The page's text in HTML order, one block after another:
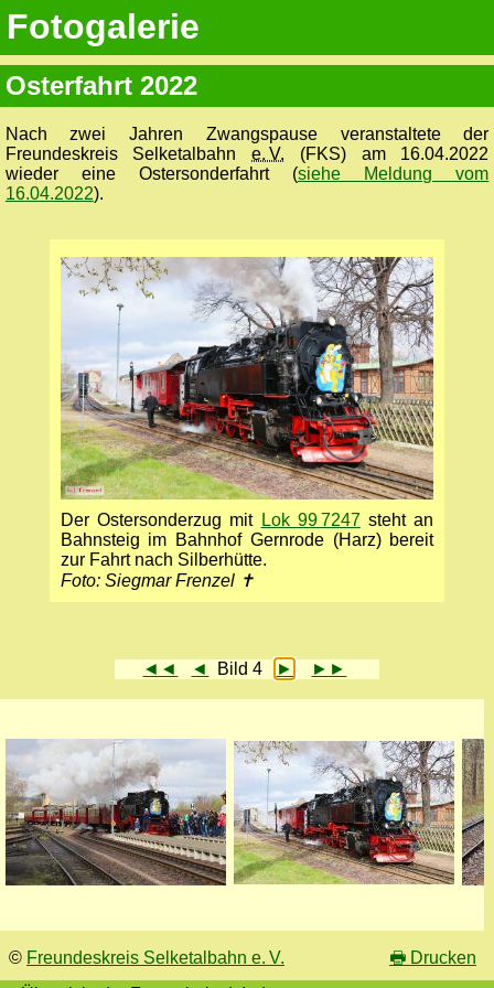
Fotogalerie
Osterfahrt 2022
Nach zwei Jahren Zwangspause veranstaltete der
Freundeskreis Selketalbahne. V. (FKS) am 16.04.2022
wieder eine Ostersonderfahrt (siehe Meldung vom
16.04.2022).
Der Ostersonderzug mit Lok 99 7247steht an
Bahnsteig im Bahnhof Gernrode (Harz) bereit
zur Fahrt nach Silberhütte.
Foto: Siegmar Frenzel ✝
◄◄ ◄ Bild 4 ► ►►
© Freundeskreis Selketalbahn e. V. 🖶 Drucken